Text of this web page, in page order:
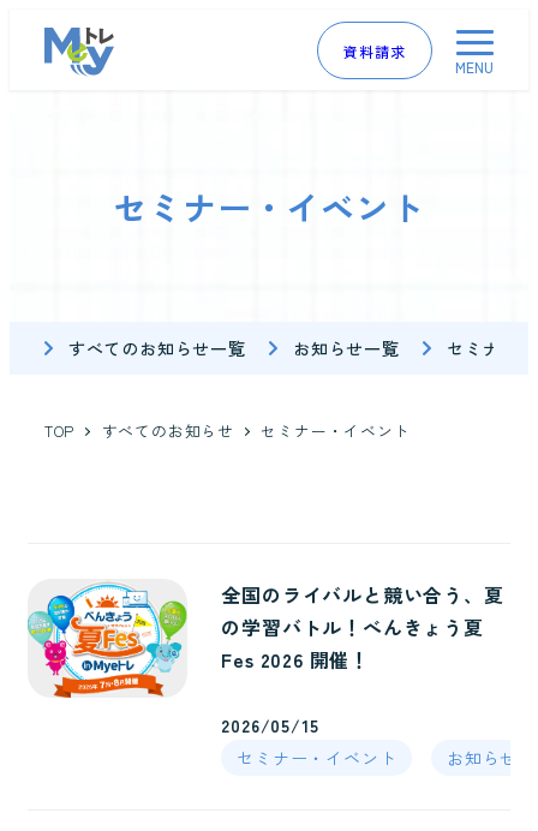
資料請求
MENU
セミナー・イベント
すべてのお知らせ一覧 お知らせ一覧 セミナー
TOP すべてのお知らせ セミナー・イベント
全国のライバルと競い合う、夏
の学習バトル！べんきょう夏
Fes 2026 開催！
2026/05/15
セミナー・イベント
お知らせ